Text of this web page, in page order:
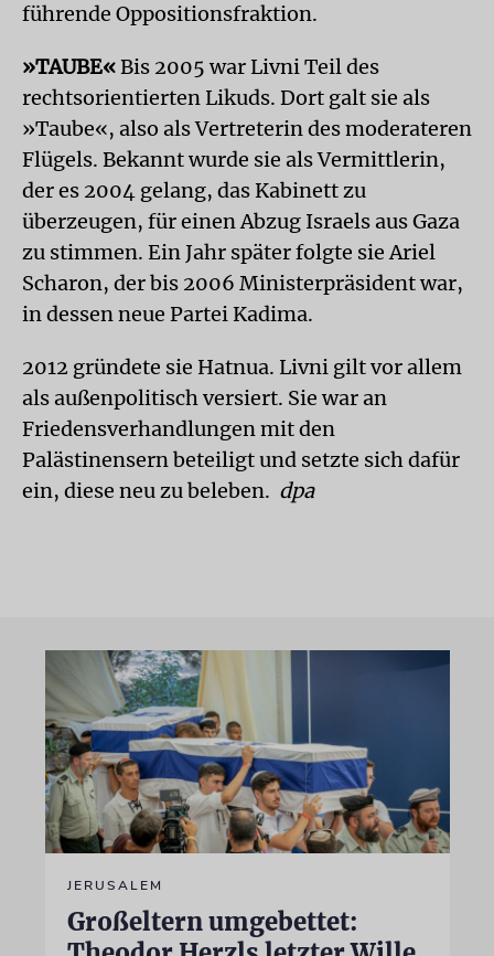
führende Oppositionsfraktion.
»TAUBE«Bis 2005 war Livni Teil des
rechtsorientierten Likuds. Dort galt sie als
»Taube«, also als Vertreterin des moderateren
Flügels. Bekannt wurde sie als Vermittlerin,
der es 2004 gelang, das Kabinett zu
überzeugen, für einen Abzug Israels aus Gaza
zu stimmen. Ein Jahr später folgte sie Ariel
Scharon, der bis 2006 Ministerpräsident war,
in dessen neue Partei Kadima.
2012 gründete sie Hatnua. Livni gilt vor allem
als außenpolitisch versiert. Sie war an
Friedensverhandlungen mit den
Palästinensern beteiligt und setzte sich dafür
ein, diese neu zu beleben. dpa
JERUSALEM
Großeltern umgebettet: